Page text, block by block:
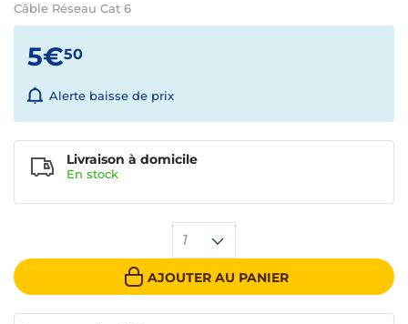
Câble Réseau Cat 6
5€50
Alerte baisse de prix
1
AJOUTER AU PANIER
Livraison à domicile
En stock